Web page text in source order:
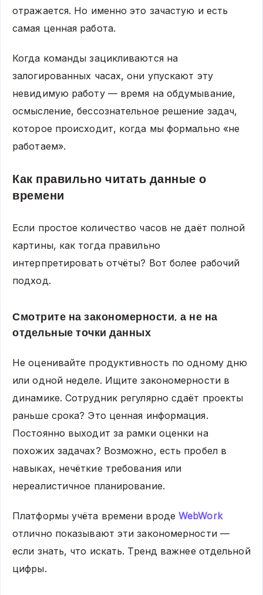
отражается. Но именно это зачастую и есть
самая ценная работа.
Когда команды зацикливаются на
залогированных часах, они упускают эту
невидимую работу — время на обдумывание,
осмысление, бессознательное решение задач,
которое происходит, когда мы формально «не
работаем».
Как правильно читать данные о
времени
Если простое количество часов не даёт полной
картины, как тогда правильно
интерпретировать отчёты? Вот более рабочий
подход.
Смотрите на закономерности, а не на
отдельные точки данных
Не оценивайте продуктивность по одному дню
или одной неделе. Ищите закономерности в
динамике. Сотрудник регулярно сдаёт проекты
раньше срока? Это ценная информация.
Постоянно выходит за рамки оценки на
похожих задачах? Возможно, есть пробел в
навыках, нечёткие требования или
нереалистичное планирование.
Платформы учёта времени вродеWebWork
отлично показывают эти закономерности —
если знать, что искать. Тренд важнее отдельной
цифры.